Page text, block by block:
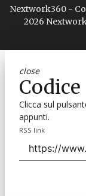
Nextwork360 -
2026
close
Codice
Clicca sul
appunti.
RSS link